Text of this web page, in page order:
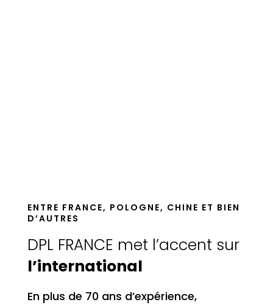
ENTRE FRANCE, POLOGNE, CHINE ET BIEN
D’AUTRES
DPL FRANCE met l’accent sur
l’international
En plus de 70 ans d’expérience,